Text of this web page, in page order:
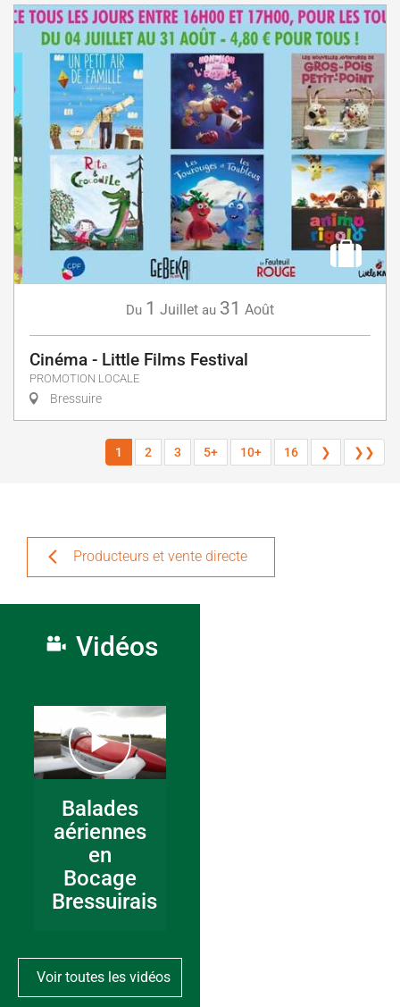
Du 1 Juillet au 31 Août
Cinéma - Little Films Festival
PROMOTION LOCALE
Bressuire
1 2 3 5+ 10+ 16 ❯ ❯❯
Producteurs et vente directe
Vidéos
Balades
aériennes
en
Bocage
Bressuirais
Voir toutes les vidéos